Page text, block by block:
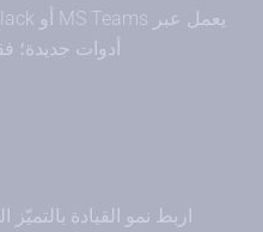
أدوات جديدة؛
اربط نمو القيادة بالتميّز